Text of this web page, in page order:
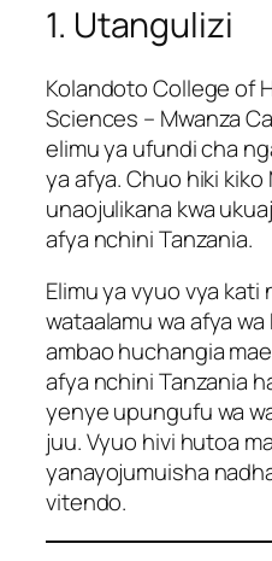
1. Utangulizi
Kolandoto College of
Sciences – Mwanza
elimu ya ufundi cha
ya afya. Chuo hiki kiko
unaojulikana kwa
afya nchini Tanzania.
Elimu ya vyuo vya kati
wataalamu wa afya
ambao huchangia
afya nchini Tanzania
yenye upungufu wa
juu. Vyuo hivi hutoa
yanayojumuisha
vitendo.